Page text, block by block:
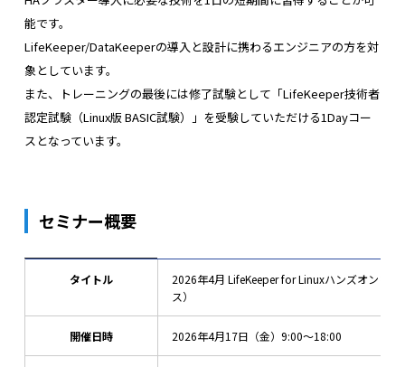
能です。
LifeKeeper/DataKeeperの導入と設計に携わるエンジニアの方を対
象としています。
また、トレーニングの最後には修了試験として「LifeKeeper技術者
認定試験（Linux版 BASIC試験）」を受験していただける1Dayコー
スとなっています。
セミナー概要
タイトル
2026年4月 LifeKeeper for Linuxハンズオンウ
ス）
開催日時 2026年4月17日（金）9:00～18:00